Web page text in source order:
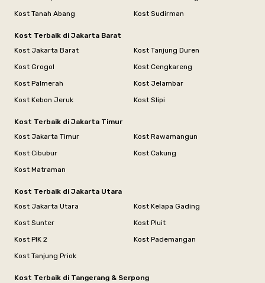
Kost Tanah Abang
Kost Sudirman
Kost Terbaik di Jakarta Barat
Kost Jakarta Barat
Kost Tanjung Duren
Kost Grogol
Kost Cengkareng
Kost Palmerah
Kost Jelambar
Kost Kebon Jeruk
Kost Slipi
Kost Terbaik di Jakarta Timur
Kost Jakarta Timur
Kost Rawamangun
Kost Cibubur
Kost Cakung
Kost Matraman
Kost Terbaik di Jakarta Utara
Kost Jakarta Utara
Kost Kelapa Gading
Kost Sunter
Kost Pluit
Kost PIK 2
Kost Pademangan
Kost Tanjung Priok
Kost Terbaik di Tangerang & Serpong